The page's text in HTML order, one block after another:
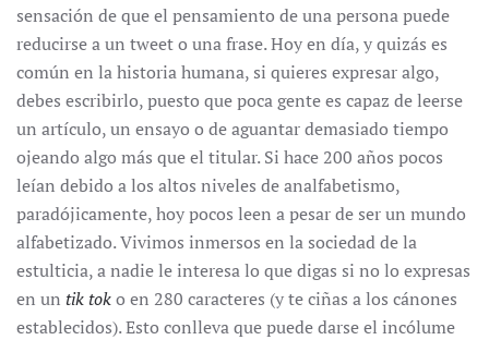
sensación de que el pensamiento de una persona puede
reducirse a un tweet o una frase. Hoy en día, y quizás es
común en la historia humana, si quieres expresar algo,
debes escribirlo, puesto que poca gente es capaz de leerse
un artículo, un ensayo o de aguantar demasiado tiempo
ojeando algo más que el titular. Si hace 200 años pocos
leían debido a los altos niveles de analfabetismo,
paradójicamente, hoy pocos leen a pesar de ser un mundo
alfabetizado. Vivimos inmersos en la sociedad de la
estulticia, a nadie le interesa lo que digas si no lo expresas
en un tik toko en 280 caracteres (y te ciñas a los cánones
establecidos). Esto conlleva que puede darse el incólume